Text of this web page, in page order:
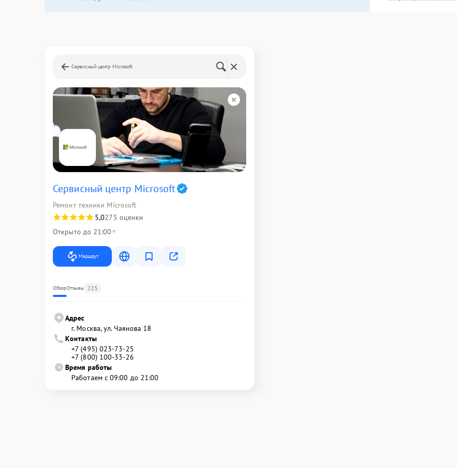
Сервисный центр Microsoft
Сервисный центр Microsoft
Ремонт техники Microsoft
5,0275 оценки
Открыто до 21:00
Маршрут
ОбзорОтзывы 225
Адрес
г. Москва, ул. Чаянова 18
Контакты
+7 (495) 023-73-25
+7 (800) 100-33-26
Время работы
Работаем с 09:00 до 21:00